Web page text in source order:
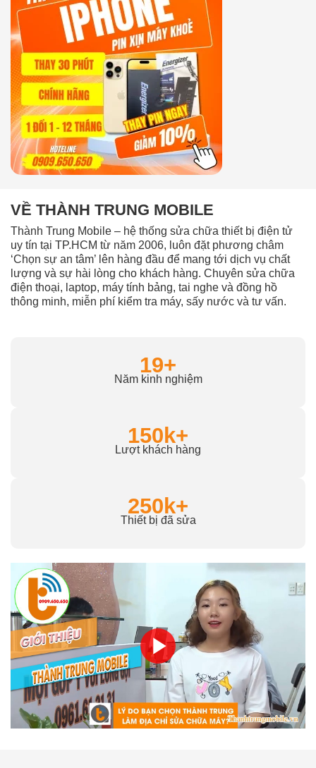
VỀ THÀNH TRUNG MOBILE
Thành Trung Mobile – hệ thống sửa chữa thiết bị điện tử
uy tín tại TP.HCM từ năm 2006, luôn đặt phương châm
‘Chọn sự an tâm’ lên hàng đầu để mang tới dịch vụ chất
lượng và sự hài lòng cho khách hàng. Chuyên sửa chữa
điện thoại, laptop, máy tính bảng, tai nghe và đồng hồ
thông minh, miễn phí kiểm tra máy, sấy nước và tư vấn.
19+
Năm kinh nghiệm
150k+
Lượt khách hàng
250k+
Thiết bị đã sửa